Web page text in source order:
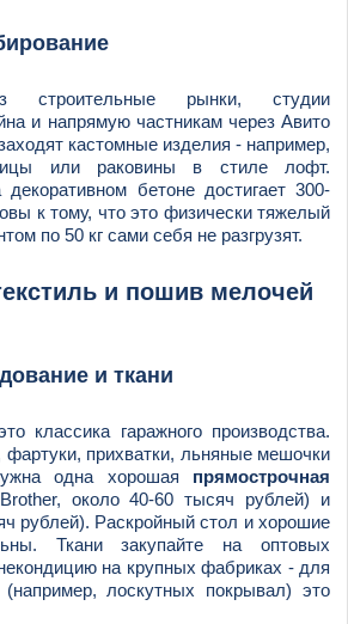
строительные рынки, студии
и напрямую частникам через Авито
кастомные изделия - например,
или раковины в стиле лофт.
бетоне достигает 300-
к тому, что это физически тяжелый
по 50 кг сами себя не разгрузят.
и пошив мелочей
и ткани
классика гаражного производства.
фартуки, прихватки, льняные мешочки
одна хорошая прямострочная
около 40-60 тысяч рублей) и
рублей). Раскройный стол и хорошие
Ткани закупайте на оптовых
на крупных фабриках - для
(например, лоскутных покрывал) это